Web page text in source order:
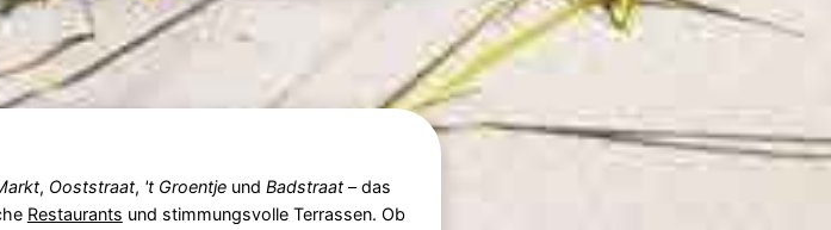
, Ooststraat, 't Groentjeund Badstraat– das
Restaurants und stimmungsvolle Terrassen. Ob